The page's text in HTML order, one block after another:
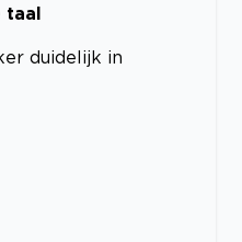
taal
duidelijk in